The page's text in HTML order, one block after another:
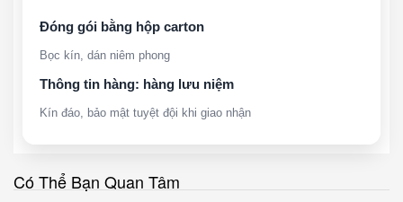
Đóng gói bằng hộp carton
Bọc kín, dán niêm phong
Thông tin hàng: hàng lưu niệm
Kín đáo, bảo mật tuyệt đội khi giao nhận
Có Thể Bạn Quan Tâm